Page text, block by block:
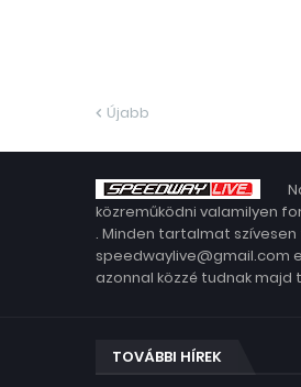
Újabb
közreműködni valamilyen
. Minden tartalmat szívesen
speedwaylive@gmail.com
azonnal közzé tudnak
TOVÁBBI HÍREK